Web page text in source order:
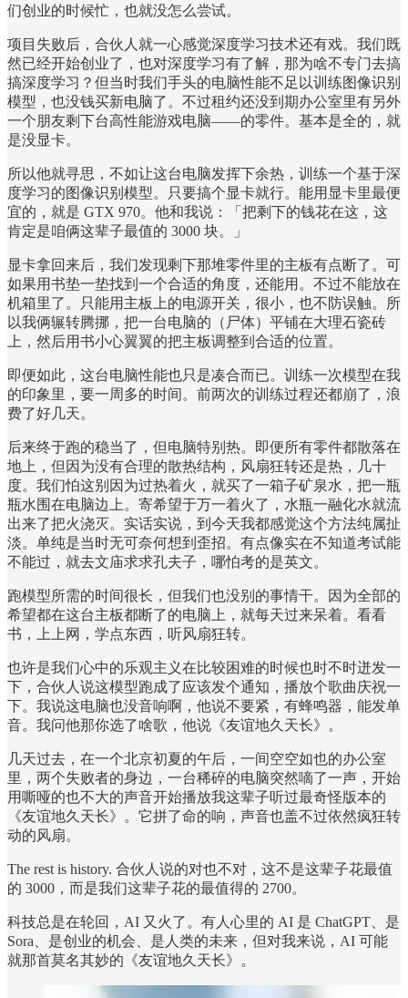
们创业的时候忙，也就没怎么尝试。
项目失败后，合伙人就一心感觉深度学习技术还有戏。我们既
然已经开始创业了，也对深度学习有了解，那为啥不专门去搞
搞深度学习？但当时我们手头的电脑性能不足以训练图像识别
模型，也没钱买新电脑了。不过租约还没到期办公室里有另外
一个朋友剩下台高性能游戏电脑——的零件。基本是全的，就
是没显卡。
所以他就寻思，不如让这台电脑发挥下余热，训练一个基于深
度学习的图像识别模型。只要搞个显卡就行。能用显卡里最便
宜的，就是 GTX 970。他和我说：「把剩下的钱花在这，这
肯定是咱俩这辈子最值的 3000 块。」
显卡拿回来后，我们发现剩下那堆零件里的主板有点断了。可
如果用书垫一垫找到一个合适的角度，还能用。不过不能放在
机箱里了。只能用主板上的电源开关，很小，也不防误触。所
以我俩辗转腾挪，把一台电脑的（尸体）平铺在大理石瓷砖
上，然后用书小心翼翼的把主板调整到合适的位置。
即便如此，这台电脑性能也只是凑合而已。训练一次模型在我
的印象里，要一周多的时间。前两次的训练过程还都崩了，浪
费了好几天。
后来终于跑的稳当了，但电脑特别热。即便所有零件都散落在
地上，但因为没有合理的散热结构，风扇狂转还是热，几十
度。我们怕这别因为过热着火，就买了一箱子矿泉水，把一瓶
瓶水围在电脑边上。寄希望于万一着火了，水瓶一融化水就流
出来了把火浇灭。实话实说，到今天我都感觉这个方法纯属扯
淡。单纯是当时无可奈何想到歪招。有点像实在不知道考试能
不能过，就去文庙求求孔夫子，哪怕考的是英文。
跑模型所需的时间很长，但我们也没别的事情干。因为全部的
希望都在这台主板都断了的电脑上，就每天过来呆着。看看
书，上上网，学点东西，听风扇狂转。
也许是我们心中的乐观主义在比较困难的时候也时不时迸发一
下，合伙人说这模型跑成了应该发个通知，播放个歌曲庆祝一
下。我说这电脑也没音响啊，他说不要紧，有蜂鸣器，能发单
音。我问他那你选了啥歌，他说《友谊地久天长》。
几天过去，在一个北京初夏的午后，一间空空如也的办公室
里，两个失败者的身边，一台稀碎的电脑突然嘀了一声，开始
用嘶哑的也不大的声音开始播放我这辈子听过最奇怪版本的
《友谊地久天长》。它拼了命的响，声音也盖不过依然疯狂转
动的风扇。
The rest is history. 合伙人说的对也不对，这不是这辈子花最值
的 3000，而是我们这辈子花的最值得的 2700。
科技总是在轮回，AI 又火了。有人心里的 AI 是 ChatGPT、是
Sora、是创业的机会、是人类的未来，但对我来说，AI 可能
就那首莫名其妙的《友谊地久天长》。